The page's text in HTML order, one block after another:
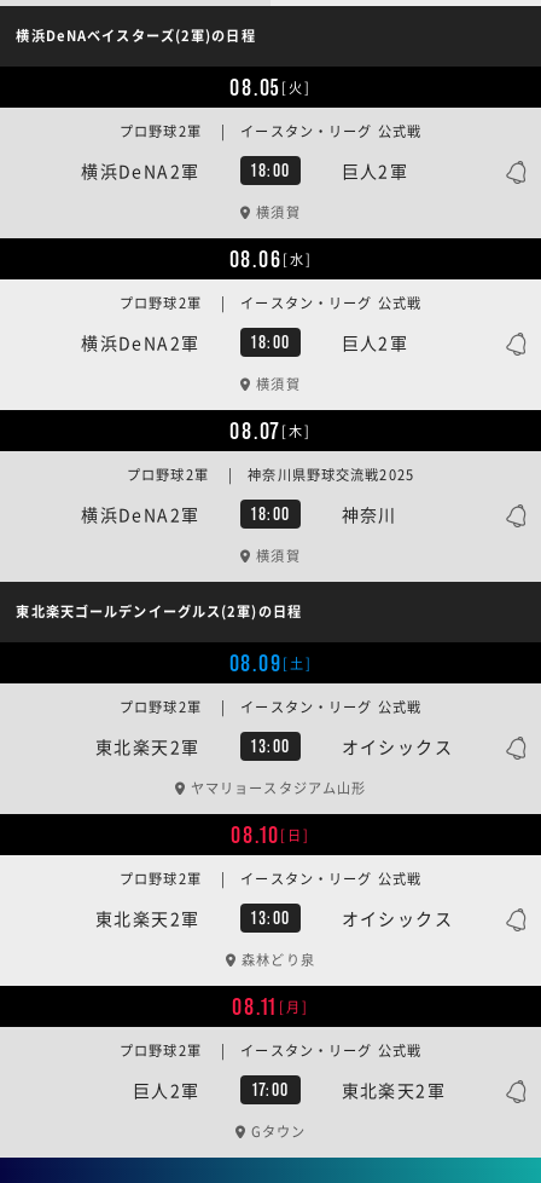
横浜DeNAベイスターズ(2軍)の日程
08.05[火]
横浜DeNA2軍 18:00 巨人2軍
プロ野球2軍 | イースタン・リーグ 公式戦
横須賀
08.06[水]
横浜DeNA2軍 18:00 巨人2軍
プロ野球2軍 | イースタン・リーグ 公式戦
横須賀
08.07[木]
横浜DeNA2軍 18:00 神奈川
プロ野球2軍 | 神奈川県野球交流戦2025
横須賀
東北楽天ゴールデンイーグルス(2軍)の日程
08.09[土]
東北楽天2軍 13:00 オイシックス
プロ野球2軍 | イースタン・リーグ 公式戦
ヤマリョースタジアム山形
08.10[日]
東北楽天2軍 13:00 オイシックス
プロ野球2軍 | イースタン・リーグ 公式戦
森林どり泉
08.11 [月]
巨人2軍 17:00 東北楽天2軍
プロ野球2軍 | イースタン・リーグ 公式戦
Gタウン